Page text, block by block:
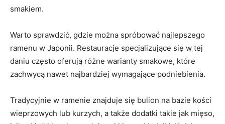
smakiem.
Warto sprawdzić, gdzie można spróbować najlepszego
ramenu w Japonii. Restauracje specjalizujące się w tej
daniu często oferują różne warianty smakowe, które
zachwycą nawet najbardziej wymagające podniebienia.
Tradycyjnie w ramenie znajduje się bulion na bazie kości
wieprzowych lub kurzych, a także dodatki takie jak mięso,